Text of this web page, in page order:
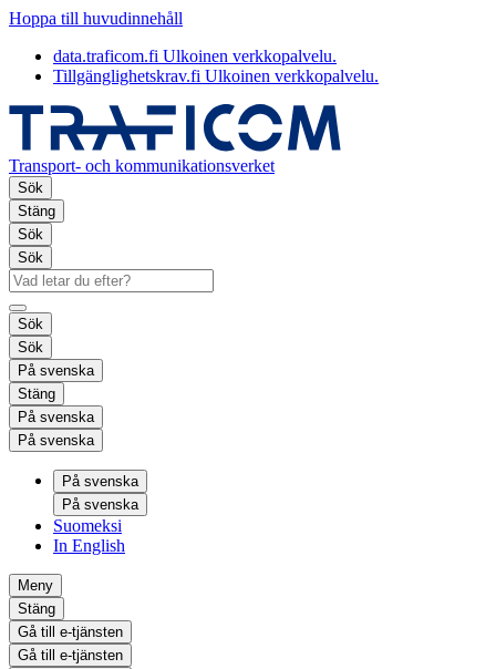
Hoppa till huvudinnehåll
data.traficom.fi Ulkoinen verkkopalvelu.
Tillgänglighetskrav.fi Ulkoinen verkkopalvelu.
Transport- och kommunikationsverket
Sök
Stäng
Sök
Sök
Sök
Sök
På svenska
Stäng
På svenska
På svenska
På svenska
På svenska
Suomeksi
In English
Meny
Stäng
Gå till e-tjänsten
Gå till e-tjänsten